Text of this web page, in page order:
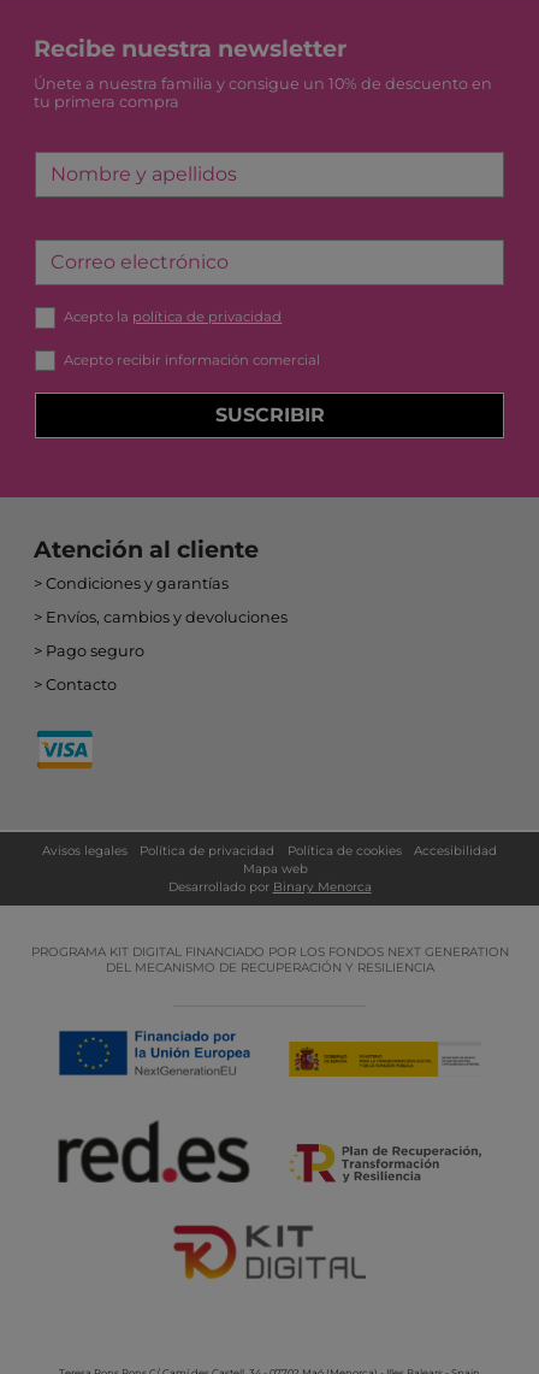
Recibe nuestra newsletter
Únete a nuestra familia y consigue un 10% de descuento en
tu primera compra
Nombre y apellidos
Correo electrónico
Acepto la política de privacidad
Acepto recibir información comercial
SUSCRIBIR
Atención al cliente
Condiciones y garantías
Envíos, cambios y devoluciones
Pago seguro
Contacto
Avisos legales Política de privacidad Política de cookies
Accesibilidad
Mapa web
Desarrollado por Binary Menorca
PROGRAMA KIT DIGITAL FINANCIADO POR LOS FONDOS NEXT GENERATION
DEL MECANISMO DE RECUPERACIÓN Y RESILIENCIA